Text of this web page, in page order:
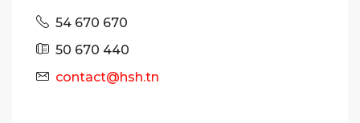
54 670 670
50 670 440
contact@hsh.tn